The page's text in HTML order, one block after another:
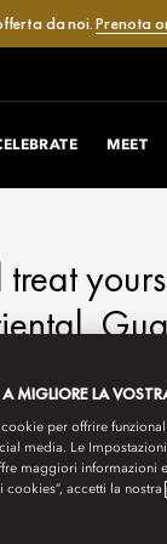
da noi.Prenota
MEET
MIGLIORE LA
per offrire
media. Le
maggiori informazioni
cookies”, accetti la nostra